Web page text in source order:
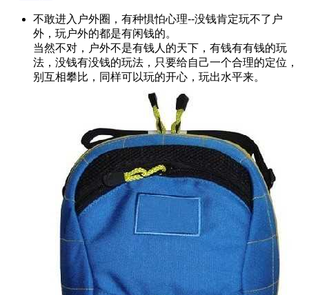
不敢进入户外圈，有种惧怕心理--没钱肯定玩不了户
外，玩户外的都是有闲钱的。
当然不对，户外不是有钱人的天下，有钱有有钱的玩
法，没钱有没钱的玩法，只要给自己一个合理的定位，
别互相攀比，同样可以玩的开心，玩出水平来。